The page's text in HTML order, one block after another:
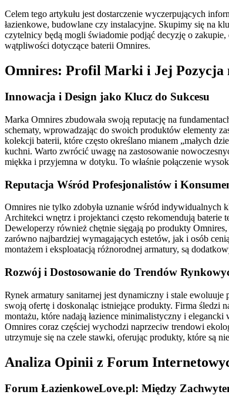
Celem tego artykułu jest dostarczenie wyczerpujących
łazienkowe, budowlane czy instalacyjne. Skupimy się na
czytelnicy będą mogli świadomie podjąć decyzję o
wątpliwości dotyczące baterii Omnires.
Omnires: Profil Marki i Jej Pozycja
Innowacja i Design jako Klucz do Sukcesu
Marka Omnires zbudowała swoją reputację na
schematy, wprowadzając do swoich produktów elementy
kolekcji baterii, które często określano mianem „małych
kuchni. Warto zwrócić uwagę na zastosowanie
miękka i przyjemna w dotyku. To właśnie połączenie
Reputacja Wśród Profesjonalistów i
Omnires nie tylko zdobyła uznanie wśród indywidualnych
Architekci wnętrz i projektanci często rekomendują baterie
Deweloperzy również chętnie sięgają po produkty
zarówno najbardziej wymagających estetów, jak i osób
montażem i eksploatacją różnorodnej armatury, są
Rozwój i Dostosowanie do Trendów
Rynek armatury sanitarnej jest dynamiczny i stale
swoją ofertę i doskonaląc istniejące produkty. Firma śledzi
montażu, które nadają łazience minimalistyczny i
Omnires coraz częściej wychodzi naprzeciw trendowi
utrzymuje się na czele stawki, oferując produkty, które są
Analiza Opinii z Forum
Forum ŁazienkoweLove.pl: Między